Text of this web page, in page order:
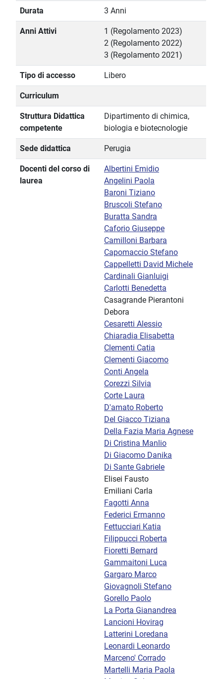
Durata 3 Anni
Anni Attivi
1 (Regolamento 2023)
2 (Regolamento 2022)
3 (Regolamento 2021)
Tipo di accesso Libero
Curriculum
Struttura Didattica
competente
Dipartimento di chimica,
biologia e biotecnologie
Sede didattica Perugia
Docenti del corso di
laurea
Albertini Emidio
Angelini Paola
Baroni Tiziano
Bruscoli Stefano
Buratta Sandra
Caforio Giuseppe
Camilloni Barbara
Capomaccio Stefano
Cappelletti David Michele
Cardinali Gianluigi
Carlotti Benedetta
Casagrande Pierantoni
Debora
Cesaretti Alessio
Chiaradia Elisabetta
Clementi Catia
Clementi Giacomo
Conti Angela
Corezzi Silvia
Corte Laura
D'amato Roberto
Del Giacco Tiziana
Della Fazia Maria Agnese
Di Cristina Manlio
Di Giacomo Danika
Di Sante Gabriele
Elisei Fausto
Emiliani Carla
Fagotti Anna
Federici Ermanno
Fettucciari Katia
Filippucci Roberta
Fioretti Bernard
Gammaitoni Luca
Gargaro Marco
Giovagnoli Stefano
Gorello Paolo
La Porta Gianandrea
Lancioni Hovirag
Latterini Loredana
Leonardi Leonardo
Marceno' Corrado
Martelli Maria Paola